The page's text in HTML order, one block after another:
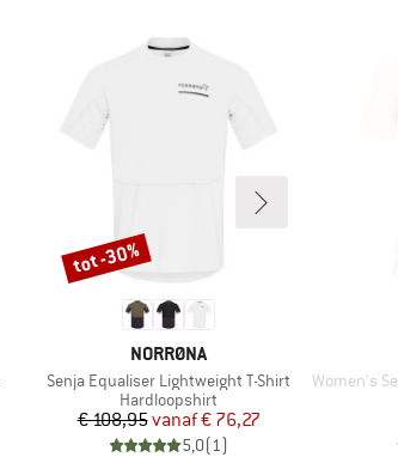
MERK
NORRØNA
Artikel
Senja Equaliser Lightweight T-Shirt
Productgroep
Hardloopshirt
Prijs
€ 108,95 Verlaagde prijs
vanaf€ 76,27
5,0(1)
Korting
tot -30%
Artikel
Women's